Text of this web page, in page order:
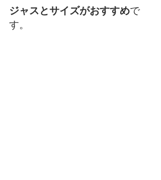
ジャスとサイズがおすすめで
す。